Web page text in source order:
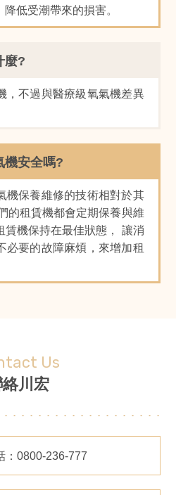
低受潮帶來的損害。
麼?
，不過與醫療級氧氣機差異
機安全嗎?
機保養維修的技術相對於其
的租賃機都會定期保養與維
賃機保持在最佳狀態， 讓消
必要的故障麻煩，來增加租
Us
川宏
：0800-236-777